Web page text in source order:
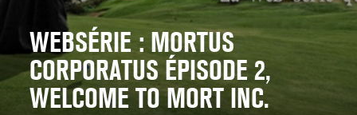
WEBSÉRIE : MORTUS
CORPORATUS ÉPISODE 2,
WELCOME TO MORT INC.